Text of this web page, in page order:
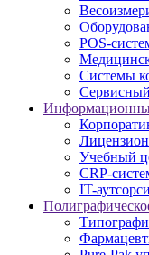
POS-
Системы
Учебный
CRP-
IT-